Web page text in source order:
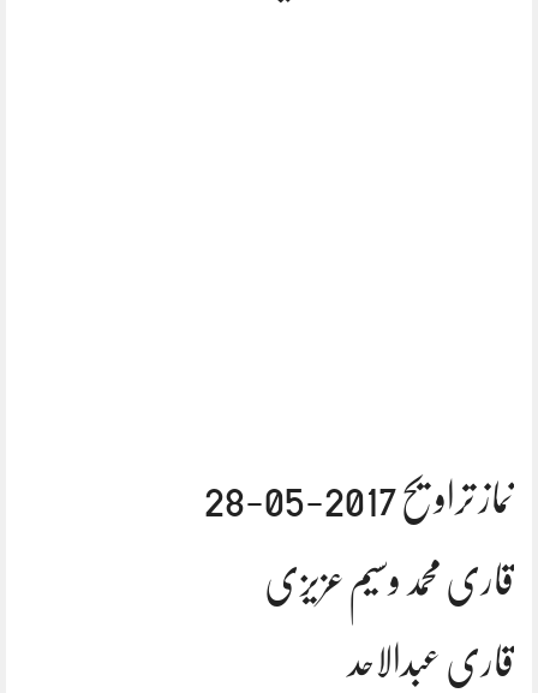
نماز تراویح 2017-05-28
قاری محمد وسیم عزیزی
قاری عبدالاحد